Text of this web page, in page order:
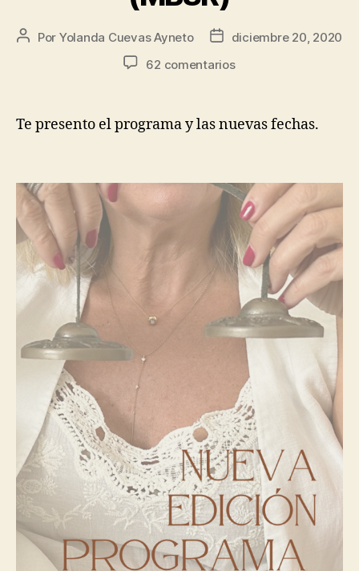
Por Yolanda Cuevas Ayneto
diciembre 20, 2020
62 comentarios
Te presento el programa y las nuevas fechas.